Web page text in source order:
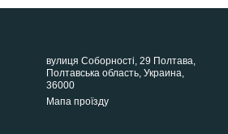
вулиця Соборності, 29 Полтава,
Полтавська область, Украина,
36000
Мапа проїзду